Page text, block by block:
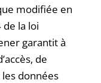
modifiée en
la loi
garantit à
de
données